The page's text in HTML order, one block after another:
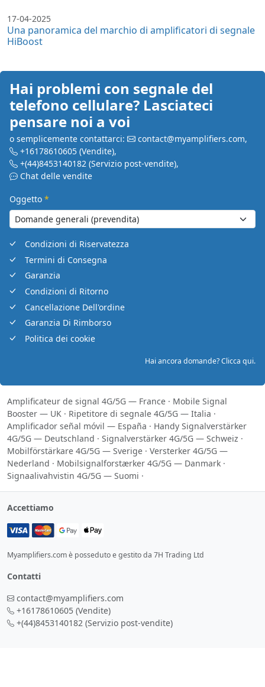
17-04-2025
Una panoramica del marchio di amplificatori di segnale
HiBoost
Hai problemi con segnale del
telefono cellulare? Lasciateci
pensare noi a voi
o semplicemente contattarci: contact@myamplifiers.com,
+16178610605 (Vendite),
+(44)8453140182 (Servizio post-vendite),
Chat delle vendite
Oggetto *
Condizioni di Riservatezza
Termini di Consegna
Garanzia
Condizioni di Ritorno
Cancellazione Dell'ordine
Garanzia Di Rimborso
Politica dei cookie
Hai ancora domande? Clicca qui.
Amplificateur de signal 4G/5G — France · Mobile Signal
Booster — UK · Ripetitore di segnale 4G/5G — Italia ·
Amplificador señal móvil — España · Handy Signalverstärker
4G/5G — Deutschland · Signalverstärker 4G/5G — Schweiz ·
Mobilförstärkare 4G/5G — Sverige · Versterker 4G/5G —
Nederland · Mobilsignalforstærker 4G/5G — Danmark ·
Signaalivahvistin 4G/5G — Suomi ·
Accettiamo
Myamplifiers.com è posseduto e gestito da 7H Trading Ltd
Contatti
contact@myamplifiers.com
+16178610605 (Vendite)
+(44)8453140182 (Servizio post-vendite)